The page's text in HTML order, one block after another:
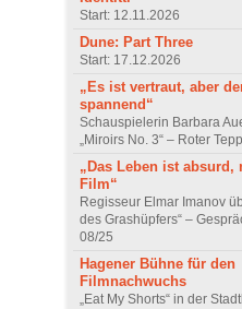
Start: 12.11.2026
Dune: Part Three
Start: 17.12.2026
„Es ist vertraut, aber
spannend“
Schauspielerin Barbara
„Miroirs No. 3“ – Roter
„Das Leben ist absurd,
Film“
Regisseur Elmar Imanov
des Grashüpfers“ –
08/25
Hagener Bühne für den
Filmnachwuchs
„Eat My Shorts“ in der